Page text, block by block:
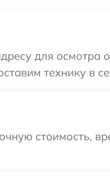
для осмотра
технику в
стоимость,